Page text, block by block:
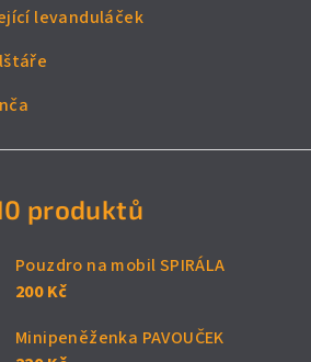
levanduláček
produktů
Pouzdro na mobil SPIRÁLA
200 Kč
Minipeněženka PAVOUČEK